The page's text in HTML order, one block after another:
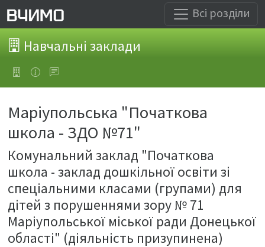
Всі розділи
Навчальні заклади
Маріупольська "Початкова
школа - ЗДО №71"
Комунальний заклад "Початкова
школа - заклад дошкільної освіти зі
спеціальними класами (групами) для
дітей з порушеннями зору № 71
Маріупольської міської ради Донецької
області" (діяльність призупинена)